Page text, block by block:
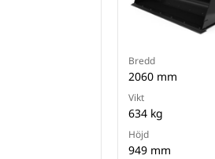
Bredd
2060 mm
Vikt
634 kg
Höjd
949 mm